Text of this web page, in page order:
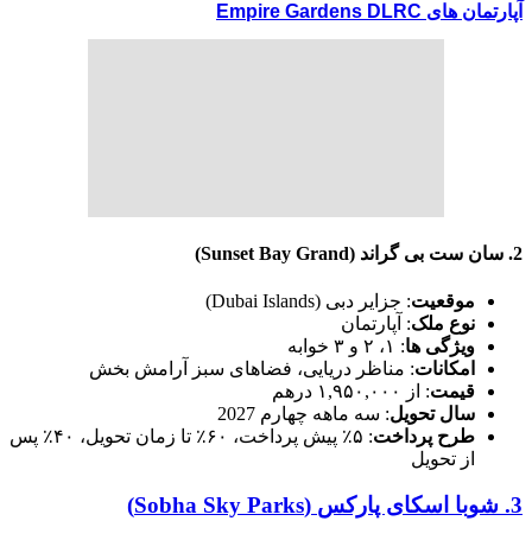
آپارتمان های Empire Gardens DLRC
2. سان ست بی گراند (Sunset Bay Grand)
موقعیت: جزایر دبی (Dubai Islands)
نوع ملک: آپارتمان
ویژگی ها: ۱، ۲ و ۳ خوابه
امکانات: مناظر دریایی، فضاهای سبز آرامش بخش
قیمت: از ۱,۹۵۰,۰۰۰ درهم
سال تحویل: سه ماهه چهارم 2027
طرح پرداخت
: ۵٪ پیش پرداخت، ۶۰٪ تا زمان تحویل، ۴۰٪ پس
از تحویل
3. شوبا اسکای پارکس (Sobha Sky Parks)